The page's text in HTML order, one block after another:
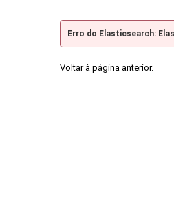
Erro do Elasticsearch:
Voltar à página anterior.